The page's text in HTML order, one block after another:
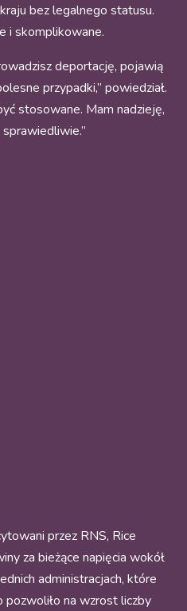
bez legalnego statusu.
i skomplikowane.
deportację, pojawią
przypadki,” powiedział.
stosowane. Mam nadzieję,
przez RNS, Rice
za bieżące napięcia wokół
administracjach, które
pozwoliło na wzrost liczby